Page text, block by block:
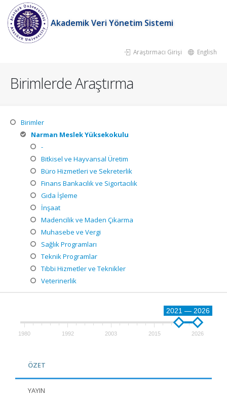
Akademik Veri Yönetim Sistemi
Araştırmacı Girişi English
Birimlerde Araştırma
Birimler
Narman Meslek Yüksekokulu
-
Bitkisel ve Hayvansal Üretim
Büro Hizmetleri ve Sekreterlik
Finans Bankacılık ve Sigortacılık
Gıda İşleme
İnşaat
Madencilik ve Maden Çıkarma
Muhasebe ve Vergi
Sağlık Programları
Teknik Programlar
Tıbbi Hizmetler ve Teknikler
Veterinerlik
2021 — 2026
1980 1992 2003 2015 2026
ÖZET
YAYIN